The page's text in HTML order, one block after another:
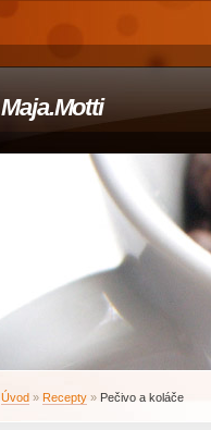
Maja.Motti
Úvod » Recepty » Pečivo a koláče